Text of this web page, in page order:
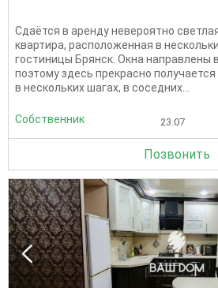
Сдаётся в аренду невероятно
квартира, расположенная в
гостиницы Брянск. Окна направлены
поэтому здесь прекрасно
в нескольких шагах, в соседних...
Собственник 23.07
Позвонить